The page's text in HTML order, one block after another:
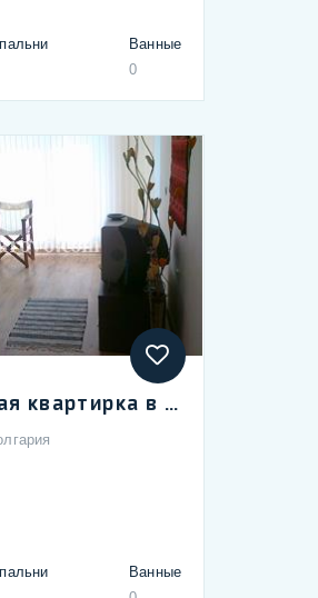
Ванные
0
Прекрасная новая квартирка в Сарафово, хорошо и со вкусом обставлена
Ванные